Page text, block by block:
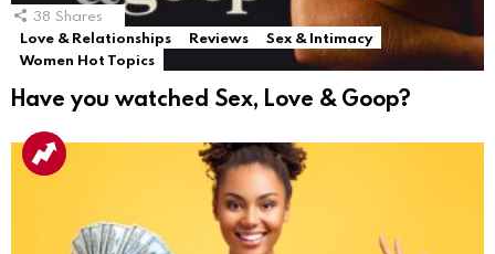
38 Shares
Love & Relationships
Reviews
Sex & Intimacy
Women Hot Topics
Have you watched Sex, Love & Goop?